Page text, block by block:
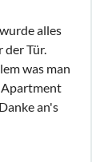
alles
Tür.
was man
Apartment
an's